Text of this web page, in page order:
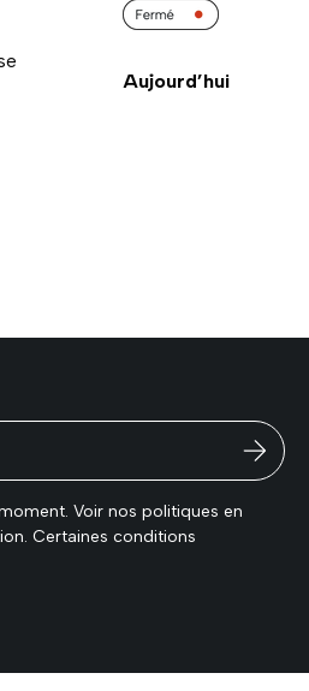
Aujourd’hui
Voir nos politiques en
Certaines conditions